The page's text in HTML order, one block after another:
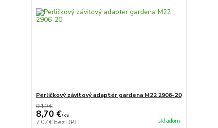
Perličkový závitový adaptér gardena M22 2906-20
9,19 €
8,70 €/ks
7,07 € bez DPH skladom